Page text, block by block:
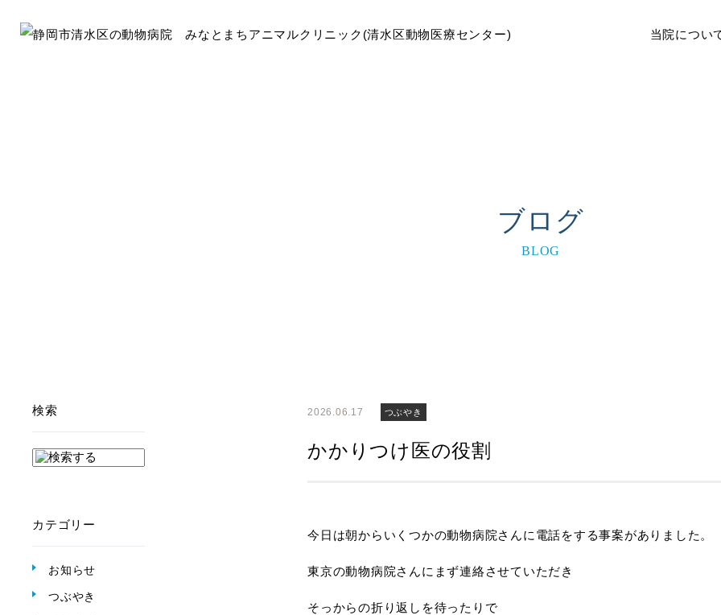
当院につい
ブログ
BLOG
検索
カテゴリー
お知らせ
つぶやき
2026.06.17 つぶやき
かかりつけ医の役割
今日は朝からいくつかの動物病院さんに電話をする事案がありました。
東京の動物病院さんにまず連絡させていただき
そっからの折り返しを待ったりで